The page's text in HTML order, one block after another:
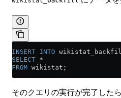
INSERT INTO
SELECT *
FROM wikistat;
そのクエリの実行が完了した